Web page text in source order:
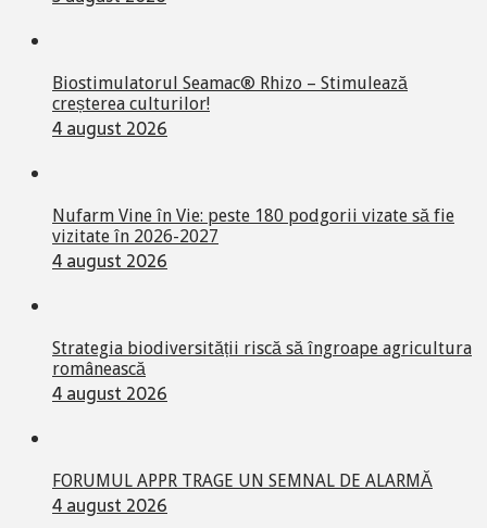
Biostimulatorul Seamac® Rhizo – Stimulează
creșterea culturilor!
4 august 2026
Nufarm Vine în Vie: peste 180 podgorii vizate să fie
vizitate în 2026-2027
4 august 2026
Strategia biodiversității riscă să îngroape agricultura
românească
4 august 2026
FORUMUL APPR TRAGE UN SEMNAL DE ALARMĂ
4 august 2026